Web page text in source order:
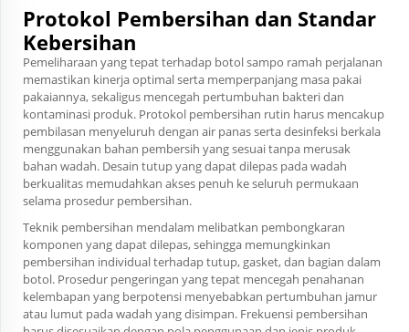
Protokol Pembersihan dan Standar
Kebersihan
Pemeliharaan yang tepat terhadap botol sampo ramah perjalanan
memastikan kinerja optimal serta memperpanjang masa pakai
pakaiannya, sekaligus mencegah pertumbuhan bakteri dan
kontaminasi produk. Protokol pembersihan rutin harus mencakup
pembilasan menyeluruh dengan air panas serta desinfeksi berkala
menggunakan bahan pembersih yang sesuai tanpa merusak
bahan wadah. Desain tutup yang dapat dilepas pada wadah
berkualitas memudahkan akses penuh ke seluruh permukaan
selama prosedur pembersihan.
Teknik pembersihan mendalam melibatkan pembongkaran
komponen yang dapat dilepas, sehingga memungkinkan
pembersihan individual terhadap tutup, gasket, dan bagian dalam
botol. Prosedur pengeringan yang tepat mencegah penahanan
kelembapan yang berpotensi menyebabkan pertumbuhan jamur
atau lumut pada wadah yang disimpan. Frekuensi pembersihan